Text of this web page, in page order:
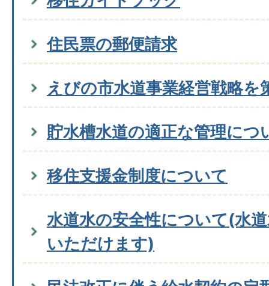
住民票の郵便請求
えびの市水道事業経営戦略を
貯水槽水道の適正な管理につ
移住支援金制度について
水道水の安全性について(水
いただけます)